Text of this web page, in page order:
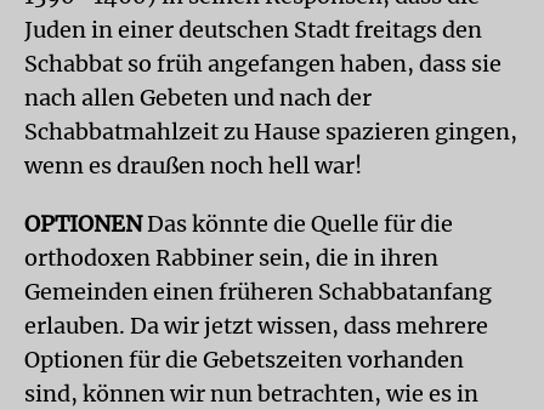
Juden in einer deutschen Stadt freitags den
Schabbat so früh angefangen haben, dass sie
nach allen Gebeten und nach der
Schabbatmahlzeit zu Hause spazieren gingen,
wenn es draußen noch hell war!
OPTIONENDas könnte die Quelle für die
orthodoxen Rabbiner sein, die in ihren
Gemeinden einen früheren Schabbatanfang
erlauben. Da wir jetzt wissen, dass mehrere
Optionen für die Gebetszeiten vorhanden
sind, können wir nun betrachten, wie es in